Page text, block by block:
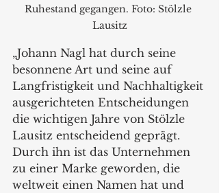
Ruhestand gegangen. Foto: Stölzle
Lausitz
„Johann Nagl hat durch seine
besonnene Art und seine auf
Langfristigkeit und Nachhaltigkeit
ausgerichteten Entscheidungen
die wichtigen Jahre von Stölzle
Lausitz entscheidend geprägt.
Durch ihn ist das Unternehmen
zu einer Marke geworden, die
weltweit einen Namen hat und